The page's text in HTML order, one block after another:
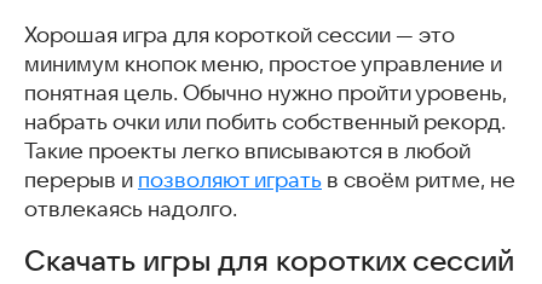
Хорошая игра для короткой сессии — это
минимум кнопок меню, простое управление и
понятная цель. Обычно нужно пройти уровень,
набрать очки или побить собственный рекорд.
Такие проекты легко вписываются в любой
перерыв и позволяют играть в своём ритме, не
отвлекаясь надолго.
Скачать игры для коротких сессий